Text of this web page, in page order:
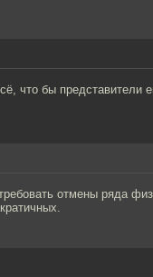
что бы представители
отмены ряда